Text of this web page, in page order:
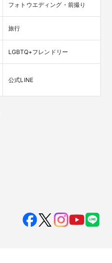
フォトウエディング・前撮り
旅行
LGBTQ+フレンドリー
公式LINE